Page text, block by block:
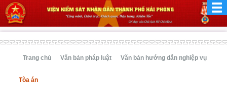
Trang chủ Văn bản pháp luật Văn bản hướng dẫn nghiệp vụ
Tòa án